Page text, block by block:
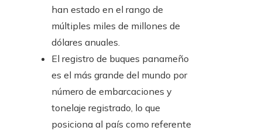
han estado en el rango de
múltiples miles de millones de
dólares anuales.
El registro de buques panameño
es el más grande del mundo por
número de embarcaciones y
tonelaje registrado, lo que
posiciona al país como referente